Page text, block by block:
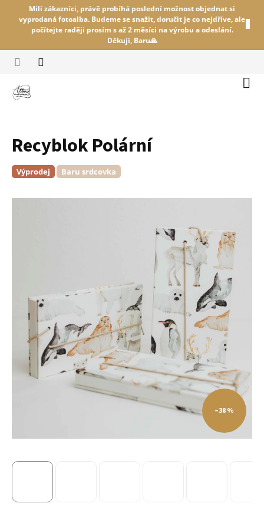
Milí zákazníci, právě probíhá poslední možnost objednat si
vyprodaná fotoalba. Budeme se snažit, doručit je co nejdříve, ale
počítejte raději prosím s až 2 měsíci na výrobu a odeslání.
Děkuji, Baru🙏
Recyblok Polární
Výprodej Baru srdcovka
–38 %